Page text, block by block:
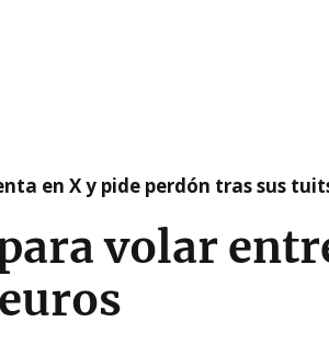
en X y pide perdón tras sus
volar